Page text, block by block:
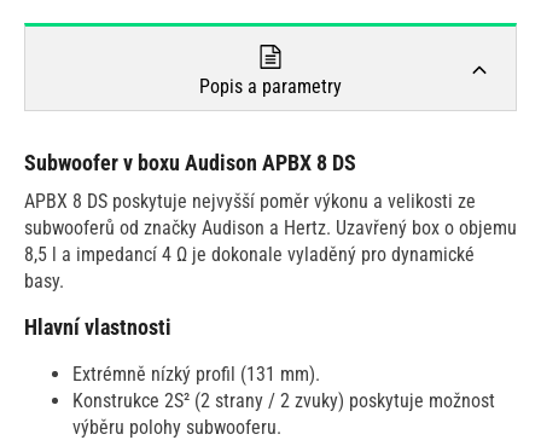
Popis a parametry
Subwoofer v boxu Audison APBX 8 DS
APBX 8 DS poskytuje nejvyšší poměr výkonu a velikosti ze
subwooferů od značky Audison a Hertz. Uzavřený box o objemu
8,5 l a impedancí 4 Ω je dokonale vyladěný pro dynamické
basy.
Hlavní vlastnosti
Extrémně nízký profil (131 mm).
Konstrukce 2S² (2 strany / 2 zvuky) poskytuje možnost
výběru polohy subwooferu.